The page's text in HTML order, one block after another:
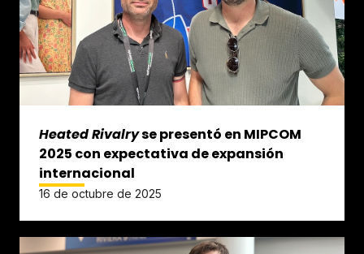
Heated Rivalryse presentó en MIPCOM
2025 con expectativa de expansión
internacional
16 de octubre de 2025